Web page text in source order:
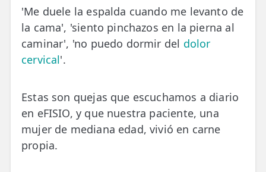
🛍️ Tienda Bonos
🛍️ Tienda Productos Fisioterapia
🎁 Tarjetas Regalo
❤️ Ofertas
CONTACTO
☎️ 91 005 23 63
'Me duele la espalda cuando me levanto de
la cama', 'siento pinchazos en la pierna al
caminar', 'no puedo dormir del dolor
cervical'.
Estas son quejas que escuchamos a diario
en eFISIO, y que nuestra paciente, una
mujer de mediana edad, vivió en carne
propia.